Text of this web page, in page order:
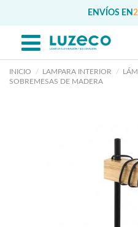
ENVÍOS EN
INICIO LAMPARA INTERIOR
SOBREMESAS DE MADERA